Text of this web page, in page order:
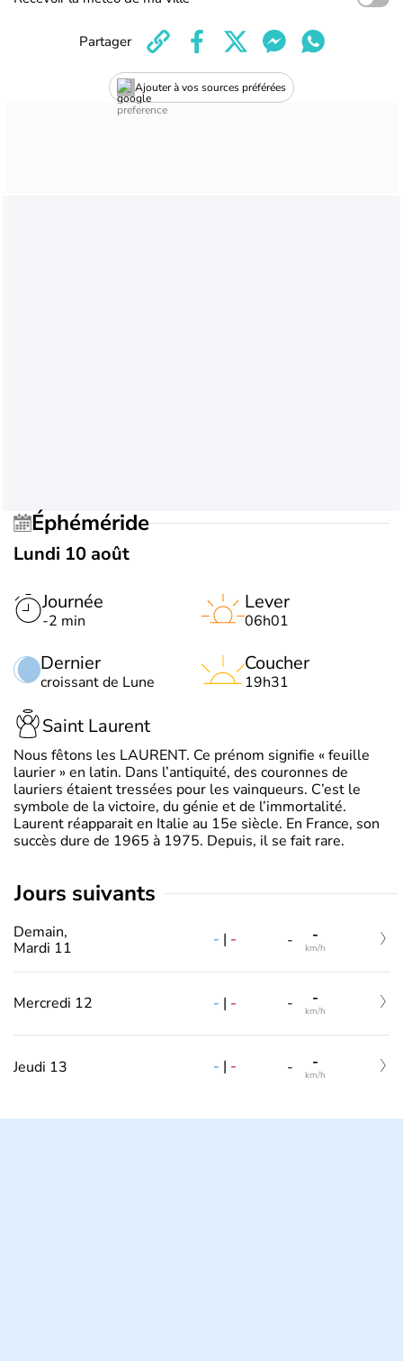
Ajouter à vos sources préférées
Partager
Éphéméride
Lundi 10 août
Journée
-2 min
Dernier
croissant de Lune
Lever
06h01
Coucher
19h31
Saint Laurent
Nous fêtons les LAURENT. Ce prénom signifie « feuille
laurier » en latin. Dans l’antiquité, des couronnes de
lauriers étaient tressées pour les vainqueurs. C’est le
symbole de la victoire, du génie et de l’immortalité.
Laurent réapparait en Italie au 15e siècle. En France, son
succès dure de 1965 à 1975. Depuis, il se fait rare.
jours suivants
Demain,
Mardi 11
- | - - -
km/h
Mercredi 12 - | - - -
km/h
Jeudi 13 - | - - -
km/h